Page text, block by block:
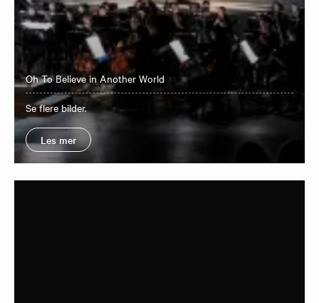
Oh To Believe in Another World
Se flere bilder.
Les mer